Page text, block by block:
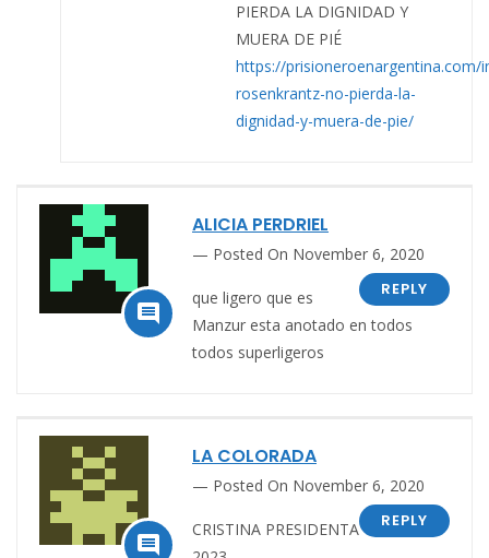
PIERDA LA DIGNIDAD Y
MUERA DE PIÉ
https://prisioneroenargentina.com/
rosenkrantz-no-pierda-la-
dignidad-y-muera-de-pie/

ALICIA PERDRIEL
Posted On November 6, 2020
REPLY
que ligero que es
Manzur esta anotado en todos
todos superligeros

LA COLORADA
Posted On November 6, 2020
REPLY
CRISTINA PRESIDENTA